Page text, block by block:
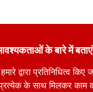
के बारे में बताएं
द्वारा प्रतिनिधित्व किए
के साथ मिलकर काम